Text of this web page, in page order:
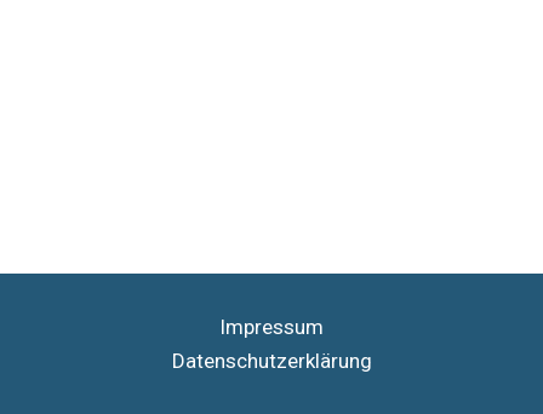
Impressum
Datenschutzerklärung